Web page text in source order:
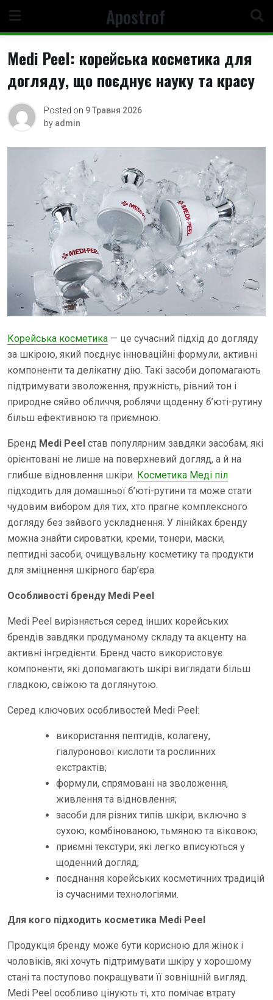
content
Apostrof
Medi Peel: корейська косметика для
догляду, що поєднує науку та красу
Posted on 9 Травня 2026
by admin
Корейська косметика — це сучасний підхід до догляду
за шкірою, який поєднує інноваційні формули, активні
компоненти та делікатну дію. Такі засоби допомагають
підтримувати зволоження, пружність, рівний тон і
природне сяйво обличчя, роблячи щоденну б’юті-рутину
більш ефективною та приємною.
Бренд Medi Peel став популярним завдяки засобам, які
орієнтовані не лише на поверхневий догляд, а й на
глибше відновлення шкіри. Косметика Меді піл
підходить для домашньої б’юті-рутини та може стати
чудовим вибором для тих, хто прагне комплексного
догляду без зайвого ускладнення. У лінійках бренду
можна знайти сироватки, креми, тонери, маски,
пептидні засоби, очищувальну косметику та продукти
для зміцнення шкірного бар’єра.
Особливості бренду Medi Peel
Medi Peel вирізняється серед інших корейських
брендів завдяки продуманому складу та акценту на
активні інгредієнти. Бренд часто використовує
компоненти, які допомагають шкірі виглядати більш
гладкою, свіжою та доглянутою.
Серед ключових особливостей Medi Peel:
використання пептидів, колагену,
гіалуронової кислоти та рослинних
екстрактів;
формули, спрямовані на зволоження,
живлення та відновлення;
засоби для різних типів шкіри, включно з
сухою, комбінованою, тьмяною та віковою;
приємні текстури, які легко вписуються у
щоденний догляд;
поєднання корейських косметичних традицій
із сучасними технологіями.
Для кого підходить косметика Medi Peel
Продукція бренду може бути корисною для жінок і
чоловіків, які хочуть підтримувати шкіру у хорошому
стані та поступово покращувати її зовнішній вигляд.
Medi Peel особливо цінують ті, хто помічає втрату